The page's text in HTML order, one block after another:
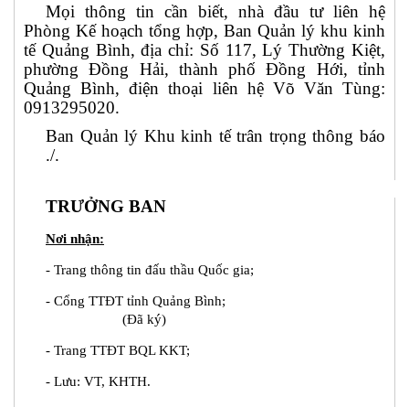
Mọi thông tin cần biết, nhà đầu tư liên hệ
Phòng Kế hoạch tổng hợp, Ban Quản lý khu kinh
tế Quảng Bình, địa chỉ: Số 117, Lý Thường Kiệt,
phường Đồng Hải, thành phố Đồng Hới, tỉnh
Quảng Bình, điện thoại liên hệ Võ Văn Tùng:
0913295020.
Ban Quản lý Khu kinh tế trân trọng thông báo
./.
TRƯỞNG BAN
Nơi nhận:
- Trang thông tin đấu thầu Quốc gia;
- Cổng TTĐT tỉnh Quảng Bình;
(Đã ký)
- Trang TTĐT BQL KKT;
- Lưu: VT, KHTH.